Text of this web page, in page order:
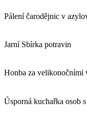
Pálení čarodějnic v
Jarní Sbírka potravin
Honba za velikonočními
Úsporná kuchařka osob